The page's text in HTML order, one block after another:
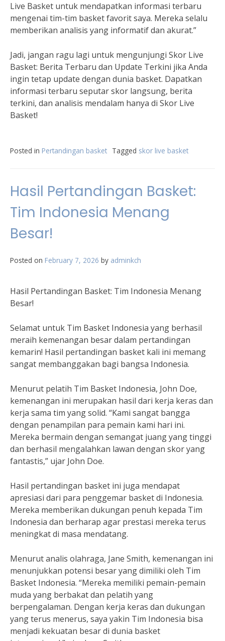
Live Basket untuk mendapatkan informasi terbaru
mengenai tim-tim basket favorit saya. Mereka selalu
memberikan analisis yang informatif dan akurat.”
Jadi, jangan ragu lagi untuk mengunjungi Skor Live
Basket: Berita Terbaru dan Update Terkini jika Anda
ingin tetap update dengan dunia basket. Dapatkan
informasi terbaru seputar skor langsung, berita
terkini, dan analisis mendalam hanya di Skor Live
Basket!
Posted in Pertandingan basket Tagged skor live basket
Hasil Pertandingan Basket:
Tim Indonesia Menang
Besar!
Posted on February 7, 2026 by adminkch
Hasil Pertandingan Basket: Tim Indonesia Menang
Besar!
Selamat untuk Tim Basket Indonesia yang berhasil
meraih kemenangan besar dalam pertandingan
kemarin! Hasil pertandingan basket kali ini memang
sangat membanggakan bagi bangsa Indonesia.
Menurut pelatih Tim Basket Indonesia, John Doe,
kemenangan ini merupakan hasil dari kerja keras dan
kerja sama tim yang solid. “Kami sangat bangga
dengan penampilan para pemain kami hari ini.
Mereka bermain dengan semangat juang yang tinggi
dan berhasil mengalahkan lawan dengan skor yang
fantastis,” ujar John Doe.
Hasil pertandingan basket ini juga mendapat
apresiasi dari para penggemar basket di Indonesia.
Mereka memberikan dukungan penuh kepada Tim
Indonesia dan berharap agar prestasi mereka terus
meningkat di masa mendatang.
Menurut analis olahraga, Jane Smith, kemenangan ini
menunjukkan potensi besar yang dimiliki oleh Tim
Basket Indonesia. “Mereka memiliki pemain-pemain
muda yang berbakat dan pelatih yang
berpengalaman. Dengan kerja keras dan dukungan
yang terus menerus, saya yakin Tim Indonesia bisa
menjadi kekuatan besar di dunia basket